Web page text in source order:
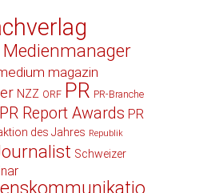
Medienmanager
magazin
NZZ ORF PR PR-Branche
PR Report Awards PR
des Jahres Republik
Schweizer